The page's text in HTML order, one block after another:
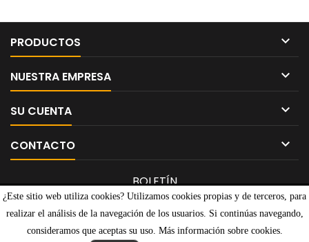
¿Este sitio web utiliza cookies? Utilizamos cookies propias y de terceros, para
realizar el análisis de la navegación de los usuarios. Si continúas navegando,
consideramos que aceptas su uso. Más información sobre cookies.
PRODUCTOS 
NUESTRA EMPRESA 
SU CUENTA 
CONTACTO 
BOLETÍN